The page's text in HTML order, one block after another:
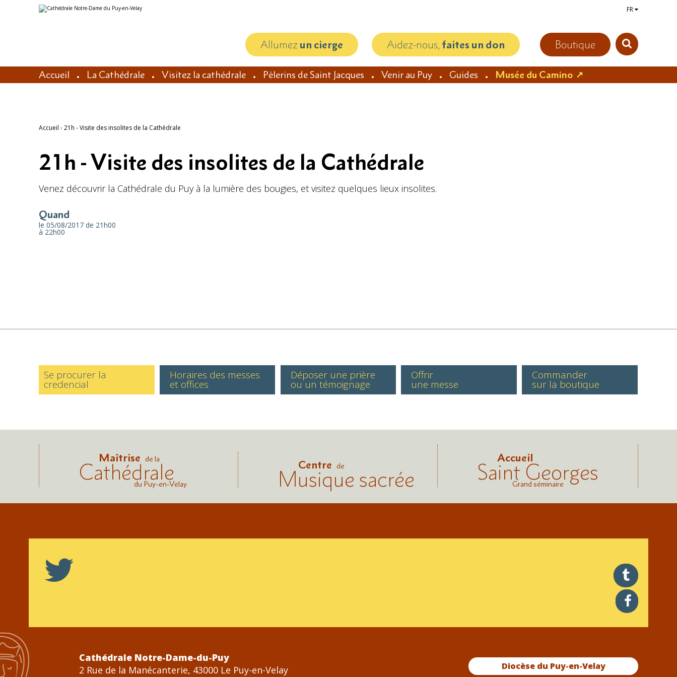
Aller
au
Outils
personnels
FR
Boutique
Allumezun cierge Aidez-nous, faites un don
Accueil La Cathédrale Visitez la cathédrale Pèlerins de Saint Jacques Venir au Puy Guides Musée du Camino
Accueil › 21h - Visite des insolites de la Cathédrale
21h - Visite des insolites de la Cathédrale
Venez découvrir la Cathédrale du Puy à la lumière des bougies, et visitez quelques lieux insolites.
Quand
le 05/08/2017 de 21h00
à 22h00
Se procurer la
credencial
Horaires des messes
et offices
Déposer une prière
ou un témoignage
Offrir
une messe
Commander
sur la boutique
Maîtrise de la
Cathédrale
du Puy-en-Velay
Centre de
Musique sacrée
Accueil
Saint Georges
Grand séminaire
twitter
facebook
Diocèse du Puy-en-Velay
Cathédrale Notre-Dame-du-Puy
2 Rue de la Manécanterie, 43000 Le Puy-en-Velay